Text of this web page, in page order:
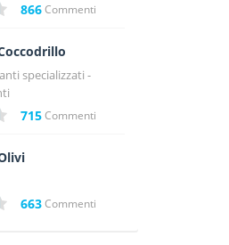
866Commenti
specializzati -
715Commenti
663Commenti